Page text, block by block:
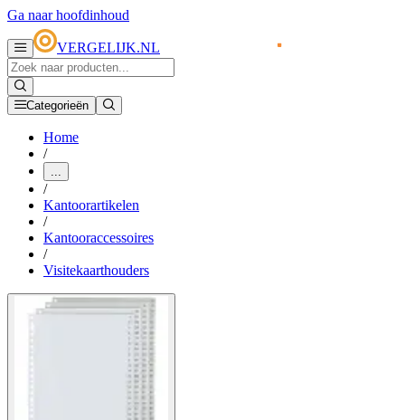
Ga naar hoofdinhoud
VERGELIJK.NL
Categorieën
Home
/
...
/
Kantoorartikelen
/
Kantooraccessoires
/
Visitekaarthouders